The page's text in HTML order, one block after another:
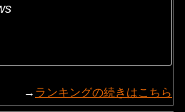
→ ランキングの続きはこちら